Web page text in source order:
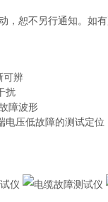
恕不另行通知。如
可辨
扰
障波形
电压低故障的测试定位